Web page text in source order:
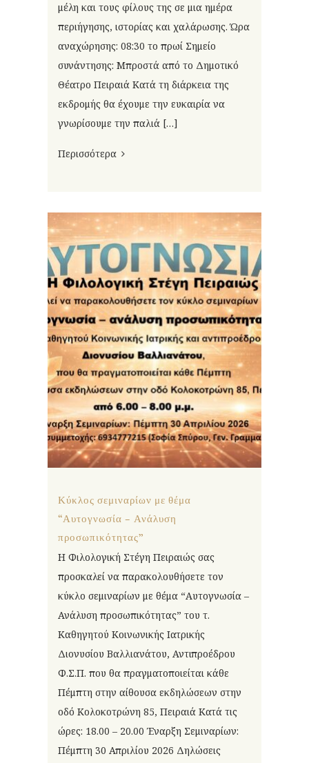
μέλη και τους φίλους της σε μια ημέρα
περιήγησης, ιστορίας και χαλάρωσης. Ώρα
αναχώρησης: 08:30 το πρωί Σημείο
συνάντησης: Μπροστά από το Δημοτικό
Θέατρο Πειραιά Κατά τη διάρκεια της
εκδρομής θα έχουμε την ευκαιρία να
γνωρίσουμε την παλιά […]
Περισσότερα
Κύκλος σεμιναρίων με θέμα
“Αυτογνωσία – Ανάλυση
προσωπικότητας”
Η Φιλολογική Στέγη Πειραιώς σας
προσκαλεί να παρακολουθήσετε τον
κύκλο σεμιναρίων με θέμα “Αυτογνωσία –
Ανάλυση προσωπικότητας” του τ.
Καθηγητού Κοινωνικής Ιατρικής
Διονυσίου Βαλλιανάτου, Αντιπροέδρου
Φ.Σ.Π. που θα πραγματοποιείται κάθε
Πέμπτη στην αίθουσα εκδηλώσεων στην
οδό Κολοκοτρώνη 85, Πειραιά Κατά τις
ώρες: 18.00 – 20.00 Έναρξη Σεμιναρίων:
Πέμπτη 30 Απριλίου 2026 Δηλώσεις